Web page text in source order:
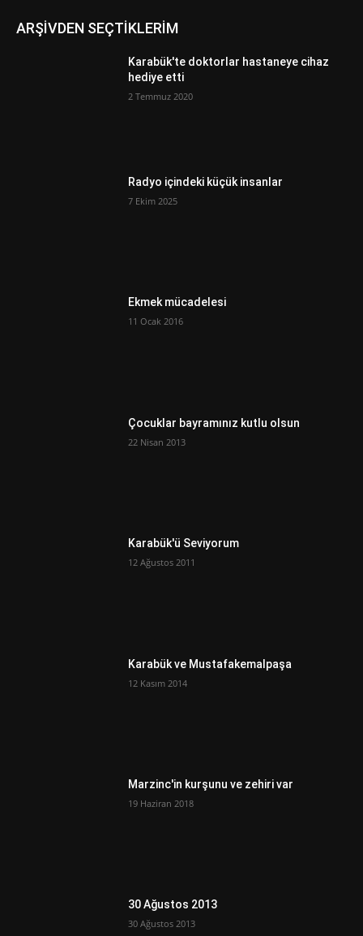
ARŞİVDEN SEÇTİKLERİM
Karabük'te doktorlar hastaneye cihaz
hediye etti
2 Temmuz 2020
Radyo içindeki küçük insanlar
7 Ekim 2025
Ekmek mücadelesi
11 Ocak 2016
Çocuklar bayramınız kutlu olsun
22 Nisan 2013
Karabük'ü Seviyorum
12 Ağustos 2011
Karabük ve Mustafakemalpaşa
12 Kasım 2014
Marzinc'in kurşunu ve zehiri var
19 Haziran 2018
30 Ağustos 2013
30 Ağustos 2013